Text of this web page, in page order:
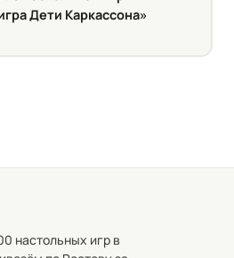
Дети Каркассона»
настольных игр в